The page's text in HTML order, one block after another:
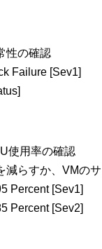
性の確認
Failure [Sev1]
使用率の確認
減らすか、VMの
Percent [Sev1]
Percent [Sev2]